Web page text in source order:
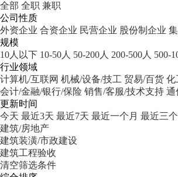
全部 全职 兼职
公司性质
外资企业 合资企业 民营企业 股份制企业
规模
10人以下 10-50人 50-200人 200-500人 500-
行业领域
计算机/互联网 机械/设备/技工 贸易/百货 化
会计/金融/银行/保险 销售/客服/技术支持 通
更新时间
今天 最近3天 最近7天 最近一个月 最近三个
建筑/房地产
建筑装潢/市政建设
建筑工程验收
清空筛选条件